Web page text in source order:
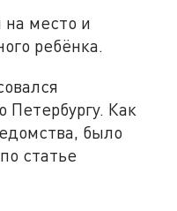
на место и
ребёнка.
Как
было
статье